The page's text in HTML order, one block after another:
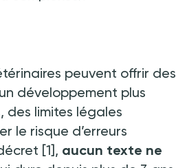
peuvent offrir des
développement plus
des limites légales
le risque d’erreurs
[1], aucun texte ne